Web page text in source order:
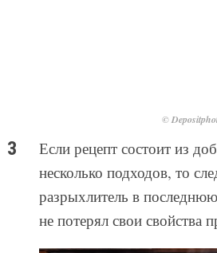
©
Если рецепт состоит из
несколько подходов, то
разрыхлитель в
не потерял свои свойства